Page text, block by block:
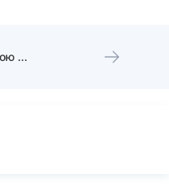
Пiдсумковi вебiнари з Анною Карпєєвою